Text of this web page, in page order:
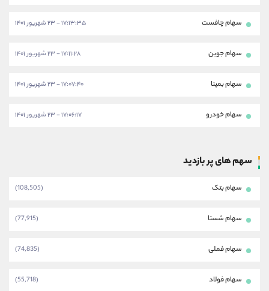
سهام چافست ۱۷:۱۳:۳۵ - ۲۳ شهریور ۱۴۰۱
سهام جوین ۱۷:۱۱:۲۸ - ۲۳ شهریور ۱۴۰۱
سهام بمپنا ۱۷:۰۷:۴۰ - ۲۳ شهریور ۱۴۰۱
سهام خودرو ۱۷:۰۶:۱۷ - ۲۳ شهریور ۱۴۰۱
سهم های پر بازدید
سهام بتک (108,505)
سهام شستا (77,915)
سهام فملی (74,835)
سهام فولاد (55,718)